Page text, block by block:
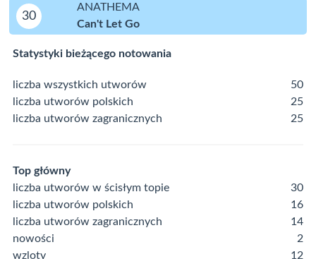
30
ANATHEMA
Can't Let Go
Statystyki bieżącego notowania
liczba wszystkich utworów
50
liczba utworów polskich
25
liczba utworów zagranicznych
25
Top główny
liczba utworów w ścisłym topie
30
liczba utworów polskich
16
liczba utworów zagranicznych
14
nowości
2
wzloty
12